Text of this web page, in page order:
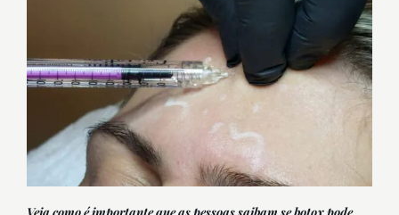
Veja como é importante que as pessoas saibam se botox pode